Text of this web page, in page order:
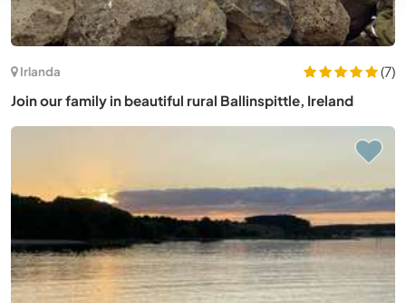
Irlanda
(7)
Join our family in beautiful rural Ballinspittle, Ireland